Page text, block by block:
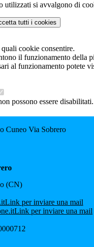
utilizzati si avvalgono di
tutti i cookies
cookie consentire.
il funzionamento della
al funzionamento potete
possono essere
Cuneo Via Sobrero
(CN)
Link per inviare una mail
Link per inviare una mail